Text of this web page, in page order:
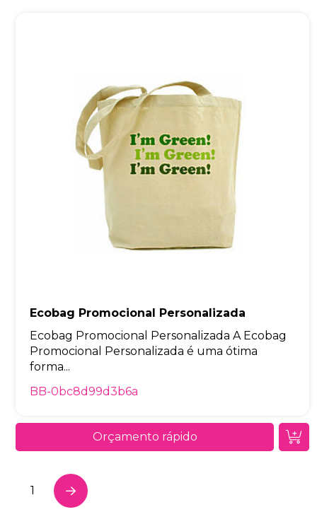
Ecobag Promocional Personalizada
Ecobag Promocional Personalizada A Ecobag
Promocional Personalizada é uma ótima
forma...
BB-0bc8d99d3b6a
Orçamento rápido
1 Next